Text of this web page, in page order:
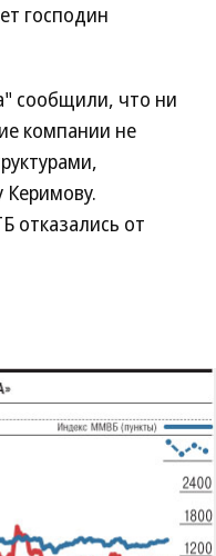
господин
сообщили, что ни
компании не
отказались от